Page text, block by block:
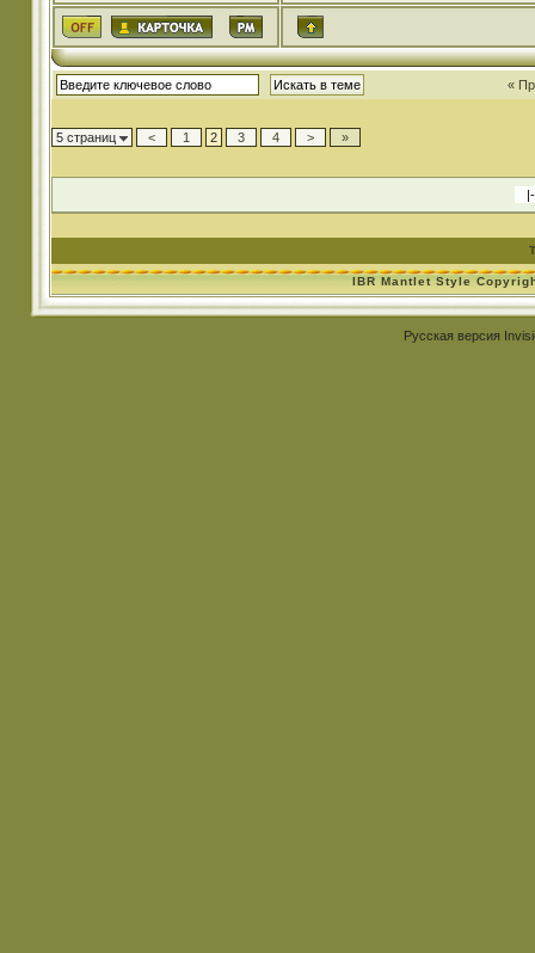
«
5 страниц < 1 2 3 4 > »
IBR Mantlet Style
Русская версия